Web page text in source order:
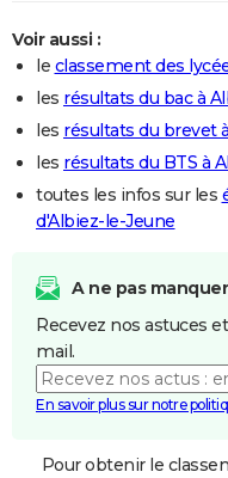
Voir aussi :
le classement des
les résultats du bac à
les résultats du brevet
les résultats du BTS à
toutes les infos sur les
d'Albiez-le-Jeune
A ne pas manquer
Recevez nos astuces
mail.
En savoir plus sur notre
Pour obtenir le